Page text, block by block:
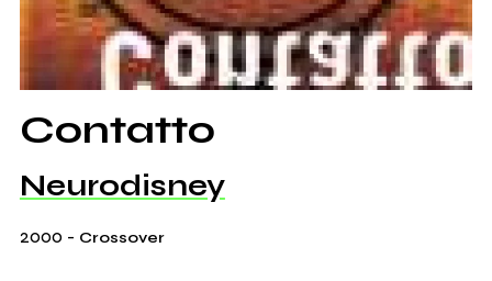
Contatto
Neurodisney
2000- Crossover